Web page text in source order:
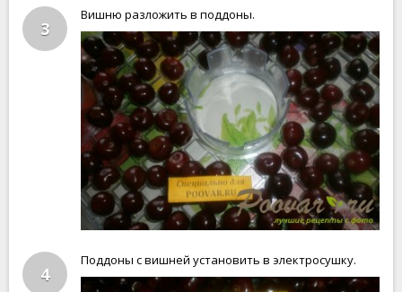
3
Вишню разложить в поддоны.
4
Поддоны с вишней установить в электросушку.